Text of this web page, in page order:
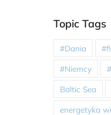
Topic Tags
#Dania
#Niemcy
Baltic Sea
energetyka